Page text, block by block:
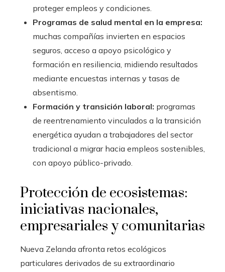
proteger empleos y condiciones.
Programas de salud mental en la empresa:
muchas compañías invierten en espacios
seguros, acceso a apoyo psicológico y
formación en resiliencia, midiendo resultados
mediante encuestas internas y tasas de
absentismo.
Formación y transición laboral: programas
de reentrenamiento vinculados a la transición
energética ayudan a trabajadores del sector
tradicional a migrar hacia empleos sostenibles,
con apoyo público-privado.
Protección de ecosistemas:
iniciativas nacionales,
empresariales y comunitarias
Nueva Zelanda afronta retos ecológicos
particulares derivados de su extraordinario